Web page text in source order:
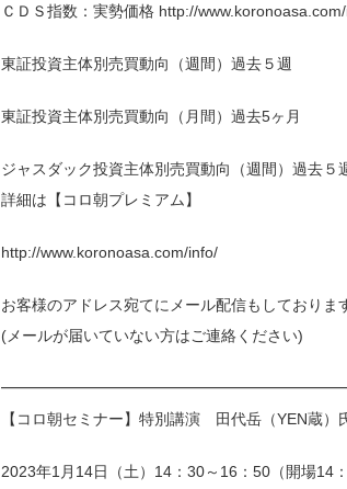
ＣＤＳ指数：実勢価格 http://
東証投資主体別売買動向（週間）過去５週
東証投資主体別売買動向（月間）過去5ヶ月
ジャスダック投資主体別売買動向（週間）過去５
詳細は【コロ朝プレミアム】
http://www.koronoasa.com/info/
お客様のアドレス宛てにメール配信もしておりま
(メールが届いていない方はご連絡ください)
【コロ朝セミナー】特別講演 田代岳（YEN蔵）
2023年1月14日（土）14：30～16：50（開場14：